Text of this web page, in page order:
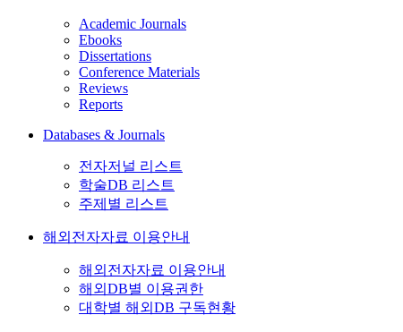
Academic Journals
Ebooks
Dissertations
Conference Materials
Reviews
Reports
Databases & Journals
전자저널 리스트
학술DB 리스트
주제별 리스트
해외전자자료 이용안내
해외전자자료 이용안내
해외DB별 이용권한
대학별 해외DB 구독현황